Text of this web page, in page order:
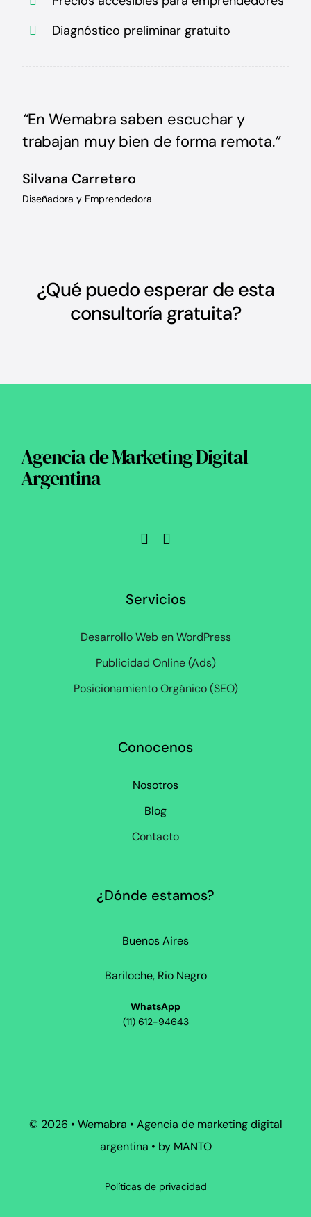
Diagnóstico preliminar gratuito
“En Wemabra saben escuchar y
trabajan muy bien de forma remota.”
Silvana Carretero
Diseñadora y Emprendedora
¿Qué puedo esperar de esta
consultoría gratuita?
Agencia de Marketing Digital
Argentina
Servicios
Desarrollo Web en WordPress
Publicidad Online (Ads)
Posicionamiento Orgánico (SEO)
Conocenos
Nosotros
Blog
Contacto
¿Dónde estamos?
Buenos Aires
Bariloche, Rio Negro
WhatsApp
(11) 612-94643
© 2026 • Wemabra • Agencia de marketing digital
argentina • by MANTO
Políticas de privacidad